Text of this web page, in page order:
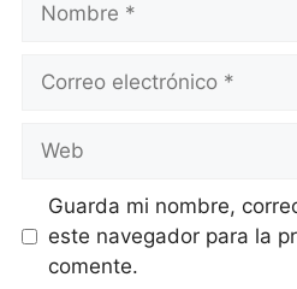
electrónico
Guarda mi nombre,
este navegador para la
comente.